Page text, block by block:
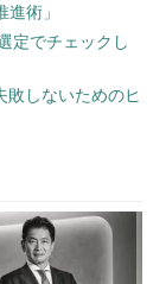
術」
定でチェックし
敗しないためのヒ